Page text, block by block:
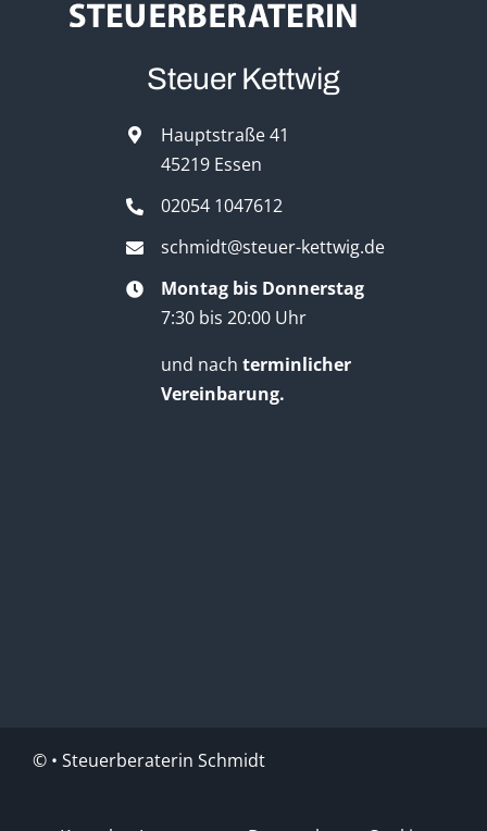
Steuer Kettwig
Hauptstraße 41
45219 Essen
02054 1047612
schmidt@steuer-kettwig.de
Montag bis Donnerstag
7:30 bis 20:00 Uhr
und nachterminlicher
Vereinbarung.
© • Steuerberaterin Schmidt